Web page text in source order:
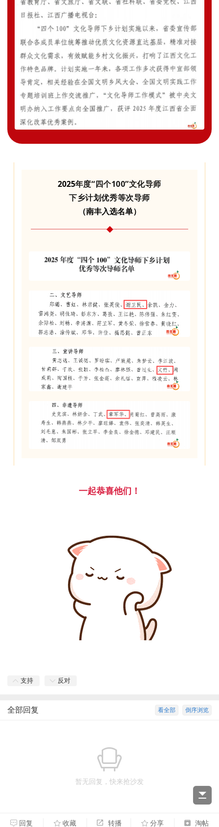
2025年度“四个100”文化导师
下乡计划优秀等次导师
（南丰入选名单）
一起恭喜他们！
支持 反对
倒序浏览
看全部
全部回复
暂无回复，快来抢沙发
回复 收藏 转播 分享 淘帖